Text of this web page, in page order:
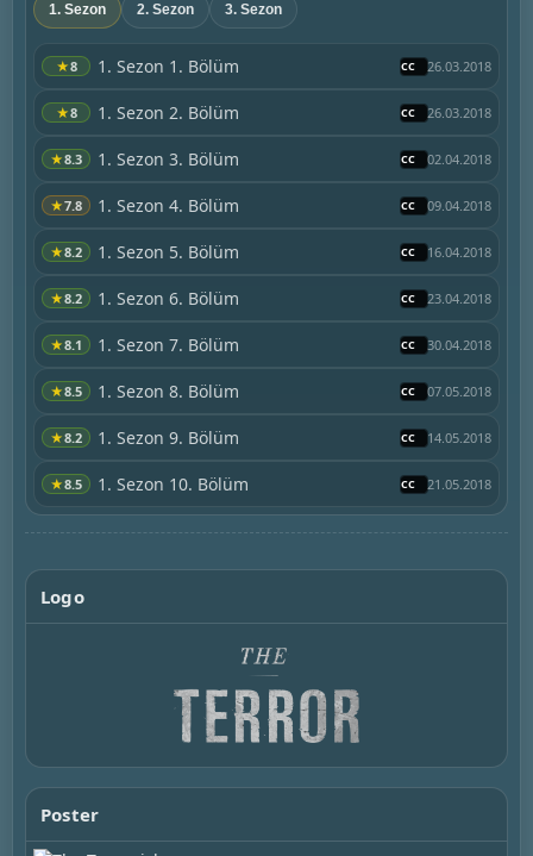
1. Sezon 2. Sezon 3. Sezon
★8 1. Sezon 1. Bölüm 26.03.2018
★8 1. Sezon 2. Bölüm 26.03.2018
★8.3 1. Sezon 3. Bölüm 02.04.2018
★7.8 1. Sezon 4. Bölüm 09.04.2018
★8.2 1. Sezon 5. Bölüm 16.04.2018
★8.2 1. Sezon 6. Bölüm 23.04.2018
★8.1 1. Sezon 7. Bölüm 30.04.2018
★8.5 1. Sezon 8. Bölüm 07.05.2018
★8.2 1. Sezon 9. Bölüm 14.05.2018
★8.5 1. Sezon 10. Bölüm 21.05.2018
Logo
Poster